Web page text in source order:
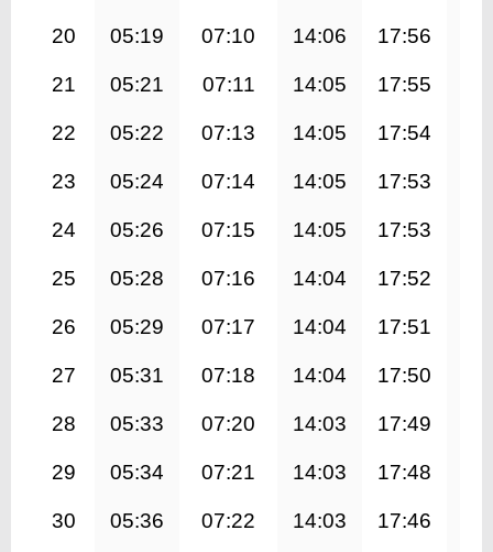
20 05:19 07:10 14:06 17:56
21 05:21 07:11 14:05 17:55
22 05:22 07:13 14:05 17:54
23 05:24 07:14 14:05 17:53
24 05:26 07:15 14:05 17:53
25 05:28 07:16 14:04 17:52
26 05:29 07:17 14:04 17:51
27 05:31 07:18 14:04 17:50
28 05:33 07:20 14:03 17:49
29 05:34 07:21 14:03 17:48
30 05:36 07:22 14:03 17:46